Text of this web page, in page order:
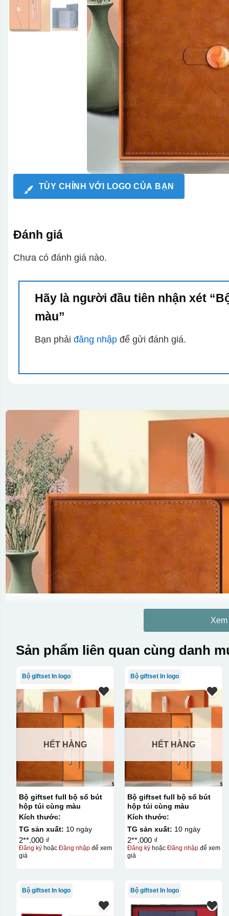
TÙY CHỈNH VỚI LOGO CỦA BẠN
Đánh giá
Chưa có đánh giá nào.
Hãy là người đầu tiên nhận xét
màu”
Bạn phải đăng nhậpđể gửi đánh giá.
Xem
Sản phẩm liên quan cùng danh
Bộ giftset In logo
HẾT HÀNG
Bộ giftset full bộ sổ bút
hộp túi cùng màu
Kích thước:
TG sản xuất: 10 ngày
2**.000 ₫
Đăng kýhoặc Đăng nhậpđể xem
giá
Bộ giftset In logo
HẾT HÀNG
Bộ giftset full bộ sổ bút
hộp túi cùng màu
Kích thước:
TG sản xuất: 10 ngày
2**.000 ₫
Đăng ký hoặcĐăng nhập để xem
giá
Bộ giftset In logo Bộ giftset In logo